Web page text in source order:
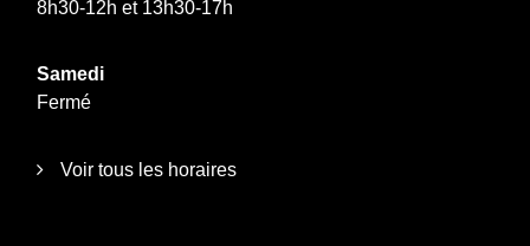
8h30-12h et 13h30-17h
Samedi
Fermé
Voir tous les horaires